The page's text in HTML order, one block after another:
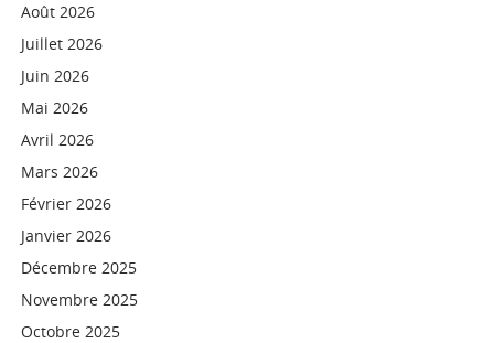
Août 2026
Juillet 2026
Juin 2026
Mai 2026
Avril 2026
Mars 2026
Février 2026
Janvier 2026
Décembre 2025
Novembre 2025
Octobre 2025